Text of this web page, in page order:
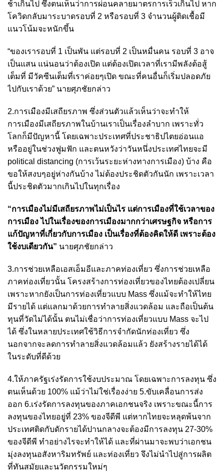
ช้าเกินไป ซึ่งตนเห็นว่าการผ่อนคลายมาตรการเร็วเกินไป หาก
โควิดกลับมาระบาดรอบที่ 2 หรือรอบที่ 3 จำนวนผู้ติดเชื้อมี
แนวโน้มจะหนักขึ้น
“ของเรารอบที่ 1 เป็นพัน แต่รอบที่ 2 เป็นหมื่นคน รอบที่ 3 อาจ
เป็นแสน แน่นอนว่าต้องเปิด แต่ต้องเปิดเวลาที่เรามีพลังต้อสู้
เต็มที่ มีวัคซีนเต็มที่เราค่อยๆเปิด ขณะที่คนอื่นก็เริ่มปลอดภัย
ไปกับเราด้วย” นายศุภชัยกล่าว
2.การเมืองมีเสถียรภาพ ซึ่งส่วนตัวแล้วเห็นว่าจะทำให้
การเมืองมีเสถียรภาพในบ้านเราเป็นเรื่องลำบาก เพราะทั่ว
โลกก็มีปัญหานี้ โดยเฉพาะประเทศที่ประชาธิปไตยอ่อนแอ
หรืออยู่ในช่วงฟูมฟัก และตนหวังว่าวันหนึ่งประเทศไทยจะมี
political distancing (การเว้นระยะห่างทางการเมือง) บ้าง คือ
ขอให้สงบๆอยู่ห่างกันบ้าง ไม่ต้องประชิดตัวกันนัก เพราะเวลา
นี้ประชิดตัวมากเกินไปในทุกเรื่อง
“การเมืองไม่มีเสถียรภาพไม่เป็นไร แต่การเมืองที่ใช้เวลาของ
การเมือง ไปในเรื่องของการเมืองมากกว่าเศรษฐกิจ หรือการ
แก้ปัญหาที่เกี่ยวกับการเมือง เป็นเรื่องที่ต้องคิดให้ดี เพราะต้อง
ใช้งบเดียวกัน” นายศุภชัยกล่าว
3.การช่วยเหลือเอสเอ็มอีและภาคท่องเที่ยว ซึ่งการช่วยเหลือ
ภาคท่องเที่ยวนั้น โครงสร้างการท่องเที่ยวของไทยต้องเปลี่ยน
เพราะหากยังเป็นการท่องเที่ยวแบบ Mass ซึ่งแม้จะทำให้ไทย
มีรายได้ แต่แลกมาด้วยการทำลายสิ่งแวดล้อม และถือเป็นต้น
ทุนที่วัดไม่ได้นั้น ตนไม่เชื่อว่าการท่องเที่ยวแบบ Mass จะไป
ได้ ซึ่งในหลายประเทศใช้วิธีการจำกัดนักท่องเที่ยว ซึ่ง
นอกจากจะลดการทำลายสิ่งแวดล้อมแล้ว ยังสร้างรายได้ได้
ในระดับที่ดีด้วย
4.ให้ภาครัฐเร่งรัดการใช้งบประมาณ โดยเฉพาะการลงทุน ซึ่ง
ตนเห็นด้วย 100% แม้ว่าไม่ใช่เรื่องง่าย 5.ขับเคลื่อนการส่ง
ออก 6.เร่งรัดการลงทุนของภาคเอกชนจริง เพราะขณะนี้การ
ลงทุนของไทยอยู่ที่ 23% ของจีดีพี แต่หากไทยจะหลุดพ้นจาก
ประเทศติดกับดักรายได้ปานกลางจะต้องมีการลงทุน 27-30%
ของจีดีพี ทำอย่างไรจะทำให้ได้ และที่ผ่านมาจะพบว่าเอกชน
มุ่งลงทุนอสังหาริมทรัพย์ และท่องเที่ยว จึงไม่นำไปสู่การผลิต
ที่ทันสมัยและนวัตกรรมใหม่ๆ